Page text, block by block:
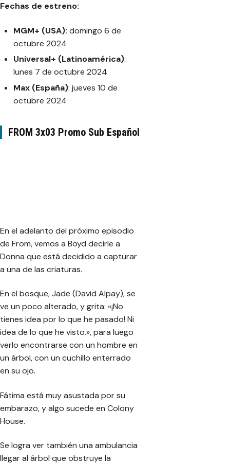
Fechas de estreno:
MGM+ (USA): domingo 6 de
octubre 2024
Universal+ (Latinoamérica):
lunes 7 de octubre 2024
Max (España): jueves 10 de
octubre 2024
FROM 3x03 Promo Sub Español
En el adelanto del próximo episodio
de From, vemos a Boyd decirle a
Donna que está decidido a capturar
a una de las criaturas.
En el bosque, Jade (David Alpay), se
ve un poco alterado, y grita: «¡No
tienes idea por lo que he pasado! Ni
idea de lo que he visto.», para luego
verlo encontrarse con un hombre en
un árbol, con un cuchillo enterrado
en su ojo.
Fátima está muy asustada por su
embarazo, y algo sucede en Colony
House.
Se logra ver también una ambulancia
llegar al árbol que obstruye la